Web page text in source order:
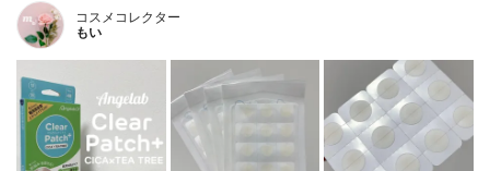
コスメコレクター
もい